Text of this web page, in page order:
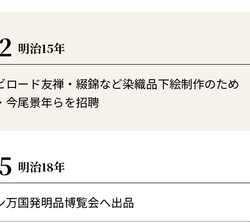
明治15年
ロード友禅・綴錦など染織品下絵制作のため
今尾景年らを招聘
明治18年
万国発明品博覧会へ出品